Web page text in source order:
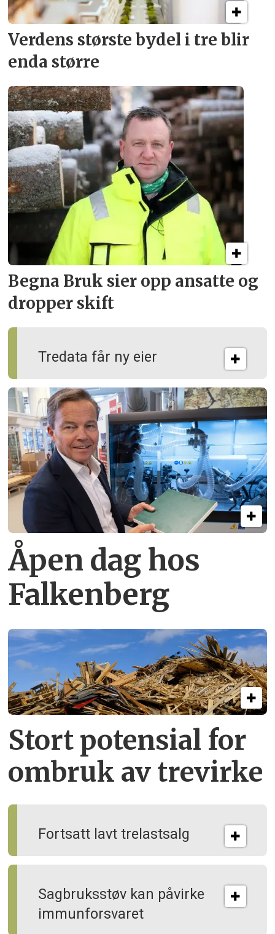
Verdens største bydel i tre blir
enda større
Tredata får ny eier
Begna Bruk sier opp ansatte og
dropper skift
Åpen dag hos
Falkenberg
Stort potensial for
ombruk av tre­virke
Fortsatt lavt trelastsalg
Sagbruksstøv kan på­virke
immun­forsvaret